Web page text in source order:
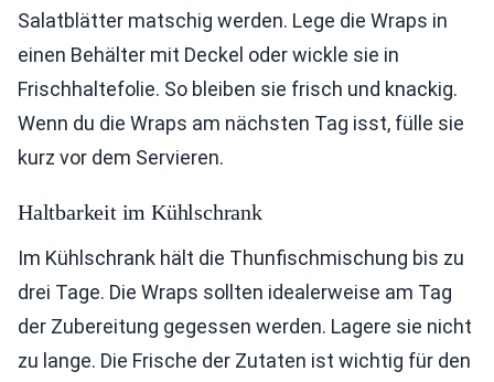
Salatblätter matschig werden. Lege die Wraps in
einen Behälter mit Deckel oder wickle sie in
Frischhaltefolie. So bleiben sie frisch und knackig.
Wenn du die Wraps am nächsten Tag isst, fülle sie
kurz vor dem Servieren.
Haltbarkeit im Kühlschrank
Im Kühlschrank hält die Thunfischmischung bis zu
drei Tage. Die Wraps sollten idealerweise am Tag
der Zubereitung gegessen werden. Lagere sie nicht
zu lange. Die Frische der Zutaten ist wichtig für den